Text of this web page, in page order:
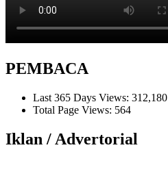
PEMBACA
Last 365 Days Views: 312,180
Total Page Views: 564
Iklan / Advertorial